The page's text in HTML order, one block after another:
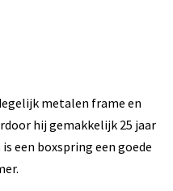
metalen frame en
hij gemakkelijk 25 jaar
een boxspring een goede